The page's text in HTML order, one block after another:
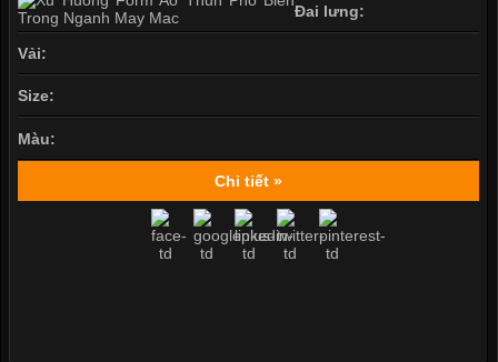
Đai lưng:
Vải:
Size:
Màu:
Chi tiết »